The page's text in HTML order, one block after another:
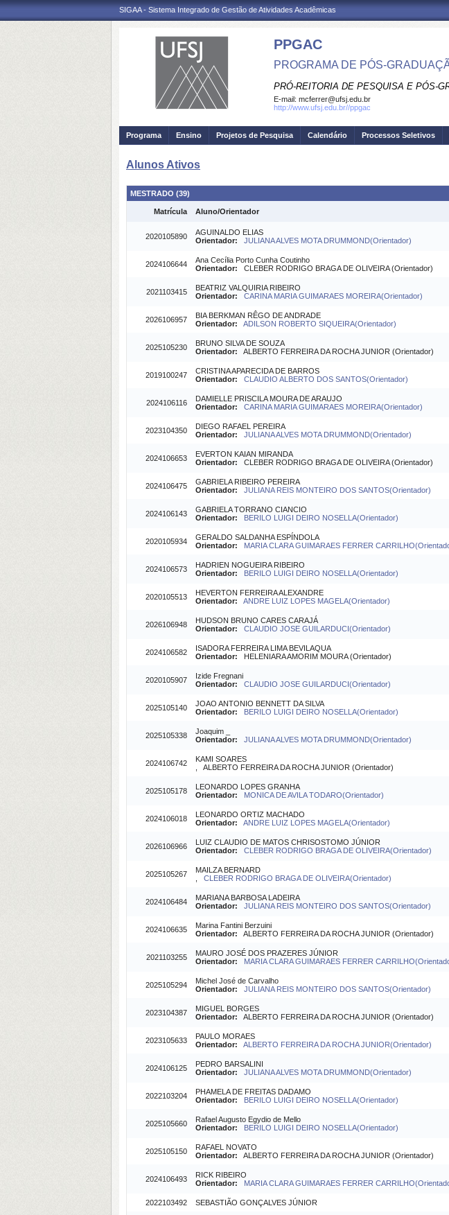
SIGAA - Sistema Integrado de Gestão de Atividades Acadêmicas
PPGAC
PROGRAMA DE PÓS-
PRÓ-REITORIA DE PESQUISA E PÓS-
E-mail: mcferrer@ufsj.edu.br
http://www.ufsj.edu.br//ppgac
Programa Ensino Projetos de Pesquisa Calendário Processos Seletivos
Alunos Ativos
MESTRADO (39)
Matrícula Aluno/Orientador
2020105890
AGUINALDO ELIAS
Orientador:
JULIANA ALVES MOTA DRUMMOND(Orientador)
2024106644
Ana Cecília Porto Cunha Coutinho
Orientador: CLEBER RODRIGO BRAGA DE OLIVEIRA (Orientador)
2021103415
BEATRIZ VALQUIRIA RIBEIRO
Orientador:
CARINA MARIA GUIMARAES MOREIRA(Orientador)
2026106957
BIA BERKMAN RÊGO DE ANDRADE
Orientador:
ADILSON ROBERTO SIQUEIRA(Orientador)
2025105230
BRUNO SILVA DE SOUZA
Orientador: ALBERTO FERREIRA DA ROCHA JUNIOR (Orientador)
2019100247
CRISTINA APARECIDA DE BARROS
Orientador:
CLAUDIO ALBERTO DOS SANTOS(Orientador)
2024106116
DAMIELLE PRISCILA MOURA DE ARAUJO
Orientador:
CARINA MARIA GUIMARAES MOREIRA(Orientador)
2023104350
DIEGO RAFAEL PEREIRA
Orientador:
JULIANA ALVES MOTA DRUMMOND(Orientador)
2024106653
EVERTON KAIAN MIRANDA
Orientador: CLEBER RODRIGO BRAGA DE OLIVEIRA (Orientador)
2024106475
GABRIELA RIBEIRO PEREIRA
Orientador:
JULIANA REIS MONTEIRO DOS SANTOS(Orientador)
2024106143
GABRIELA TORRANO CIANCIO
Orientador:
BERILO LUIGI DEIRO NOSELLA(Orientador)
2020105934
GERALDO SALDANHA ESPÍNDOLA
Orientador:
MARIA CLARA GUIMARAES FERRER
2024106573
HADRIEN NOGUEIRA RIBEIRO
Orientador:
BERILO LUIGI DEIRO NOSELLA(Orientador)
2020105513
HEVERTON FERREIRA ALEXANDRE
Orientador:
ANDRE LUIZ LOPES MAGELA(Orientador)
2026106948
HUDSON BRUNO CARES CARAJÁ
Orientador:
CLAUDIO JOSE GUILARDUCI(Orientador)
2024106582
ISADORA FERREIRA LIMA BEVILAQUA
Orientador: HELENIARA AMORIM MOURA (Orientador)
2020105907
Izide Fregnani
Orientador:
CLAUDIO JOSE GUILARDUCI(Orientador)
2025105140
JOAO ANTONIO BENNETT DA SILVA
Orientador:
BERILO LUIGI DEIRO NOSELLA(Orientador)
2025105338
Joaquim _
Orientador:
JULIANA ALVES MOTA DRUMMOND(Orientador)
2024106742
KAMI SOARES
, ALBERTO FERREIRA DA ROCHA JUNIOR (Orientador)
2025105178
LEONARDO LOPES GRANHA
Orientador:
MONICA DE AVILA TODARO(Orientador)
2024106018
LEONARDO ORTIZ MACHADO
Orientador:
ANDRE LUIZ LOPES MAGELA(Orientador)
2026106966
LUIZ CLAUDIO DE MATOS CHRISOSTOMO JÚNIOR
Orientador:
CLEBER RODRIGO BRAGA DE OLIVEIRA(Orientador)
2025105267
MAILZA BERNARD
CLEBER RODRIGO BRAGA DE OLIVEIRA(Orientador)
2024106484
MARIANA BARBOSA LADEIRA
Orientador:
JULIANA REIS MONTEIRO DOS SANTOS(Orientador)
2024106635
Marina Fantini Berzuini
Orientador: ALBERTO FERREIRA DA ROCHA JUNIOR (Orientador)
2021103255
MAURO JOSÉ DOS PRAZERES JÚNIOR
Orientador:
MARIA CLARA GUIMARAES FERRER
2025105294
Michel José de Carvalho
Orientador:
JULIANA REIS MONTEIRO DOS SANTOS(Orientador)
2023104387
MIGUEL BORGES
Orientador: ALBERTO FERREIRA DA ROCHA JUNIOR (Orientador)
2023105633
PAULO MORAES
Orientador:
ALBERTO FERREIRA DA ROCHA JUNIOR(Orientador)
2024106125
PEDRO BARSALINI
Orientador:
JULIANA ALVES MOTA DRUMMOND(Orientador)
2022103204
PHAMELA DE FREITAS DADAMO
Orientador:
BERILO LUIGI DEIRO NOSELLA(Orientador)
2025105660
Rafael Augusto Egydio de Mello
Orientador:
BERILO LUIGI DEIRO NOSELLA(Orientador)
2025105150
RAFAEL NOVATO
Orientador: ALBERTO FERREIRA DA ROCHA JUNIOR (Orientador)
2024106493
RICK RIBEIRO
Orientador:
MARIA CLARA GUIMARAES FERRER
2022103492 SEBASTIÃO GONÇALVES JÚNIOR